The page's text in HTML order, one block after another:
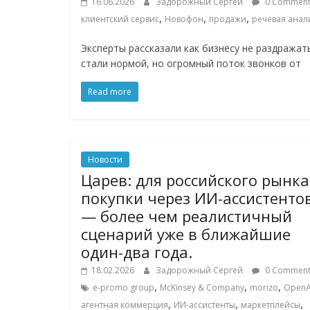
Нам
важно,
Сеть
обсудить
эти
изменения
читателем.
клиентский сервис, Новофон, продажи, речевая
Эксперты рассказали как бизнесу не
стали нормой, но огромный поток звонков от
Read more
Новости
Царев: для российского рынка
покупки через ИИ-
— более чем реалистичный
сценарий уже в ближайшие
один-два года.
18.02.2026 Задорожный Сергей
0
e-promo group, McKinsey & Company, morizo,
агентная коммерция, ИИ-ассистенты, маркетплейсы,